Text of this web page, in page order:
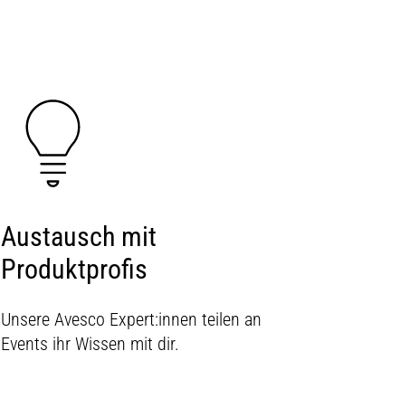
Austausch mit
Produktprofis
Unsere Avesco Expert:innen teilen an
Events ihr Wissen mit dir.